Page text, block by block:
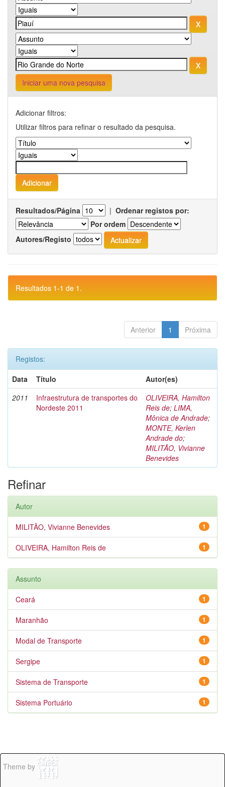
Iniciar uma nova pesquisa
Adicionar filtros:
Utilizar filtros para refinar o resultado da pesquisa.
Resultados/Página | Ordenar registos por:
Por ordem
Autores/Registo
Resultados 1-1 de 1.
Anterior 1 Próxima
Registos:
Data
Título
Autor(es)
2011
Infraestrutura de transportes do
Nordeste 2011
OLIVEIRA, Hamilton
Reis de; LIMA,
Mônica de Andrade;
MONTE, Kerlen
Andrade do;
MILITÃO, Vivianne
Benevides
Refinar
Autor
1
MILITÃO, Vivianne Benevides
1
OLIVEIRA, Hamilton Reis de
Assunto
1
Ceará
1
Maranhão
1
Modal de Transporte
1
Sergipe
1
Sistema de Transporte
1
Sistema Portuário
Theme by